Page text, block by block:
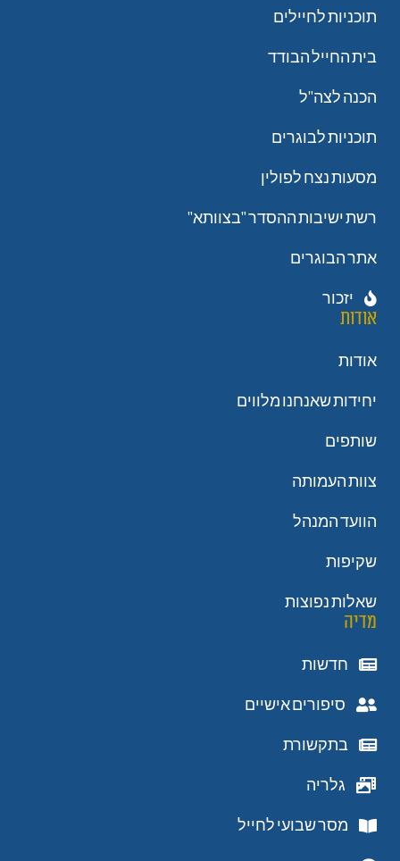
תוכניות לחיילים
בית החייל הבודד
הכנה לצה"ל
תוכניות לבוגרים
מסעות נצח לפולין
רשת ישיבות ההסדר "בצוותא"
אתר הבוגרים
יזכור
אודות
אודות
יחידות שאנחנו מלווים
שותפים
צוות העמותה
הוועד המנהל
שקיפות
שאלות נפוצות
מדיה
חדשות
סיפורים אישיים
בתקשורת
גלריה
מסר שבועי לחייל